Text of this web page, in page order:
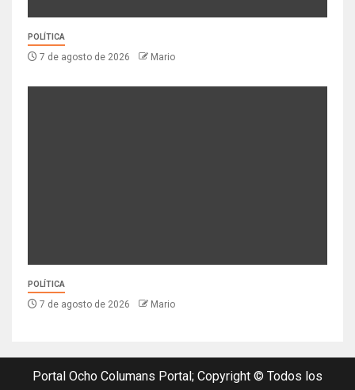
POLÍTICA
7 de agosto de 2026 Mario
POLÍTICA
7 de agosto de 2026 Mario
Portal Ocho Columans Portal; Copyright © Todos los